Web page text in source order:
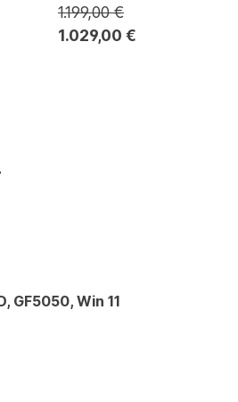
1.199,00 €
1.029,00 €
GF5050, Win 11